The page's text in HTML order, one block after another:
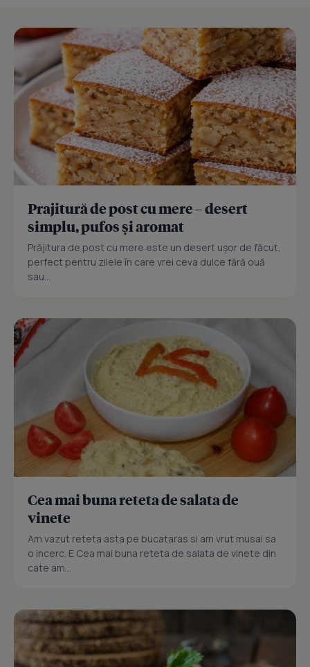
Prajitură de post cu mere – desert
simplu, pufos și aromat
Prăjitura de post cu mere este un desert ușor de făcut,
perfect pentru zilele în care vrei ceva dulce fără ouă
sau...
Cea mai buna reteta de salata de
vinete
Am vazut reteta asta pe bucataras si am vrut musai sa
o incerc. E Cea mai buna reteta de salata de vinete din
cate am...